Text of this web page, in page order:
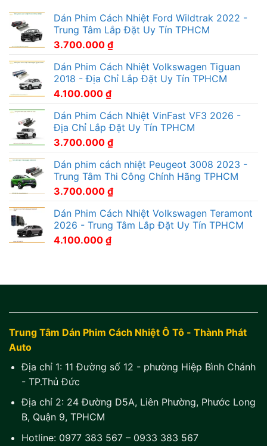
Dán Phim Cách Nhiệt Ford Wildtrak 2022 -
Trung Tâm Lắp Đặt Uy Tín TPHCM
3.700.000 ₫
Dán Phim Cách Nhiệt Volkswagen Tiguan
2018 - Địa Chỉ Lắp Đặt Uy Tín TPHCM
4.100.000 ₫
Dán Phim Cách Nhiệt VinFast VF3 2026 -
Địa Chỉ Lắp Đặt Uy Tín TPHCM
3.700.000 ₫
Dán phim cách nhiệt Peugeot 3008 2023 -
Trung Tâm Thi Công Chính Hãng TPHCM
3.700.000 ₫
Dán Phim Cách Nhiệt Volkswagen Teramont
2026 - Trung Tâm Lắp Đặt Uy Tín TPHCM
4.100.000 ₫
Trung Tâm Dán Phim Cách Nhiệt Ô Tô - Thành Phát
Auto
Địa chỉ 1: 11 Đường số 12 - phường Hiệp Bình Chánh
- TP.Thủ Đức
Địa chỉ 2: 24 Đường D5A, Liên Phường, Phước Long
B, Quận 9, TPHCM
Hotline: 0977 383 567– 0933 383 567